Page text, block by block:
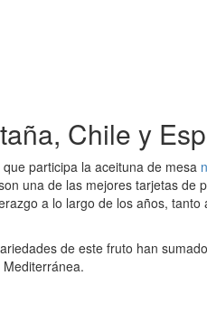
Chile y
participa la aceituna de mesa
una de las mejores tarjetas de
a lo largo de los años,
de este fruto han